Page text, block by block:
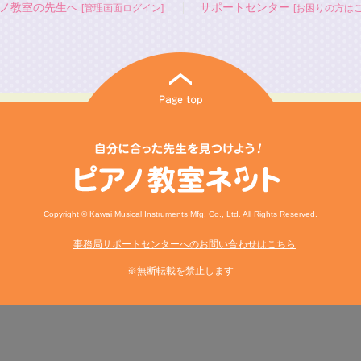
教室の先生へ [管理画面ログイン] サポートセンター [お困りの方は
Copyright © Kawai Musical Instruments Mfg. Co., Ltd. All Rights Reserved.
事務局サポートセンターへのお問い合わせはこちら
※無断転載を禁止します